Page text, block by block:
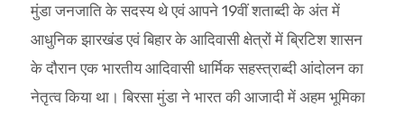
मुंडा जनजाति के सदस्य थे एवं आपने 19वीं शताब्दी के अंत में
आधुनिक झारखंड एवं बिहार के आदिवासी क्षेत्रों में ब्रिटिश शासन
के दौरान एक भारतीय आदिवासी धार्मिक सहस्त्राब्दी आंदोलन का
नेतृत्व किया था। बिरसा मुंडा ने भारत की आजादी में अहम भूमिका